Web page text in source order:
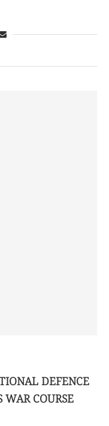
DEFENCE
WAR COURSE